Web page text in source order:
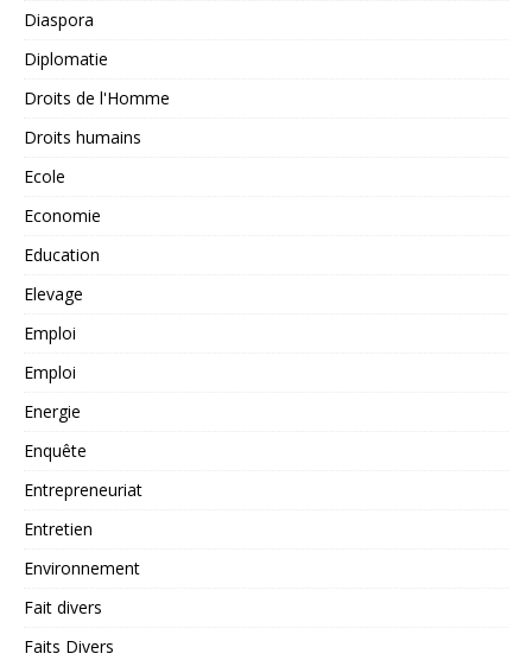
Diaspora
Diplomatie
Droits de l'Homme
Droits humains
Ecole
Economie
Education
Elevage
Emploi
Emploi
Energie
Enquête
Entrepreneuriat
Entretien
Environnement
Fait divers
Faits Divers